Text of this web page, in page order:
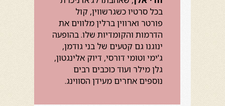
בכל סרטיו כשגרשווין, קול
פורטר וארווין ברלין מלווים את
הדרמות והקומדיות שלו. בהופעה
ינוגנו גם קטעים של בני גודמן,
ג'ימי וטומי דורסי, דיוק אלינגטון,
גלן מילר ועוד כוכבים רבים
נוספים אחרים מעידן הסווינג.